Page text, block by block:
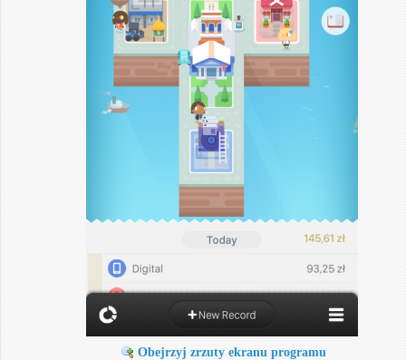
Obejrzyj zrzuty ekranu programu